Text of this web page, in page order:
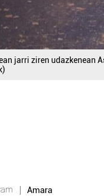
jarri ziren udazkenean
Amara